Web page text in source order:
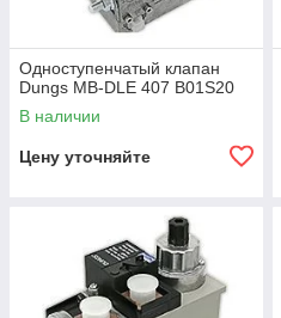
Одноступенчатый клапан
Dungs MB-DLE 407 B01S20
В наличии
Цену уточняйте